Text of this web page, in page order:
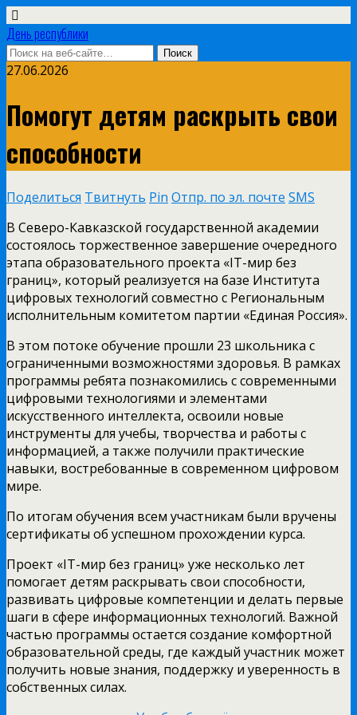
День республики
27.06.2026
Помогут детям раскрыть свои
способности
Поделиться Твитнуть Pin Отпр. по эл. почте SMS
В Северо-Кавказской государственной академии
состоялось торжественное завершение очередного
этапа образовательного проекта «IT-мир без
границ», который реализуется на базе Института
цифровых технологий совместно с Региональным
исполнительным комитетом партии «Единая Россия».
В этом потоке обучение прошли 23 школьника с
ограниченными возможностями здоровья. В рамках
программы ребята познакомились с современными
цифровыми технологиями и элементами
искусственного интеллекта, освоили новые
инструменты для учебы, творчества и работы с
информацией, а также получили практические
навыки, востребованные в современном цифровом
мире.
По итогам обучения всем участникам были вручены
сертификаты об успешном прохождении курса.
Проект «IT-мир без границ» уже несколько лет
помогает детям раскрывать свои способности,
развивать цифровые компетенции и делать первые
шаги в сфере информационных технологий. Важной
частью программы остается создание комфортной
образовательной среды, где каждый участник может
получить новые знания, поддержку и уверенность в
собственных силах.